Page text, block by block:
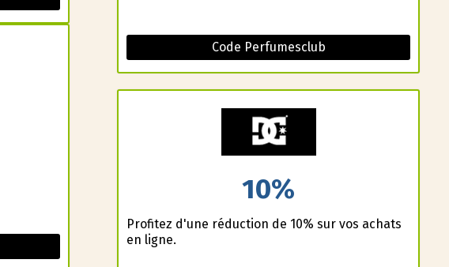
Code Perfumesclub
10%
Profitez d'une réduction de 10% sur vos achats
en ligne.